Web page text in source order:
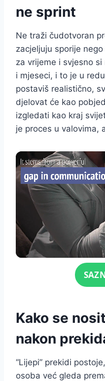
ne sprint
Ne traži čudotvoran
zacjeljuju sporije
za vrijeme i svjesno
i mjeseci, i to je u
postaviš realistično,
djelovat će kao
izgledati kao kraj
je proces u valovima,
Click for sound
Kako se
nakon
“Lijepi” prekidi
osoba već gleda